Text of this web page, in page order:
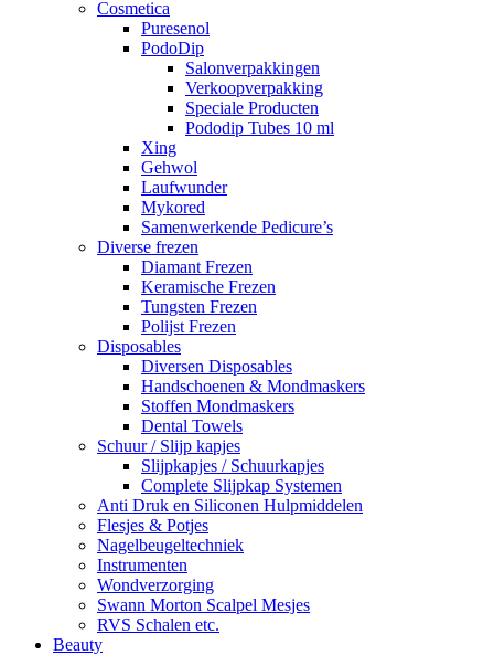
Cosmetica
Puresenol
PodoDip
Salonverpakkingen
Verkoopverpakking
Speciale Producten
Pododip Tubes 10 ml
Xing
Gehwol
Laufwunder
Mykored
Samenwerkende Pedicure’s
Diverse frezen
Diamant Frezen
Keramische Frezen
Tungsten Frezen
Polijst Frezen
Disposables
Diversen Disposables
Handschoenen & Mondmaskers
Stoffen Mondmaskers
Dental Towels
Schuur / Slijp kapjes
Slijpkapjes / Schuurkapjes
Complete Slijpkap Systemen
Anti Druk en Siliconen Hulpmiddelen
Flesjes & Potjes
Nagelbeugeltechniek
Instrumenten
Wondverzorging
Swann Morton Scalpel Mesjes
RVS Schalen etc.
Beauty